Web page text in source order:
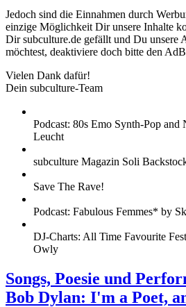
Jedoch sind die Einnahmen durch
einzige Möglichkeit Dir unsere Inhalte
Dir subculture.de gefällt und Du unsere
möchtest, deaktiviere doch bitte den
Vielen Dank dafür!
Dein subculture-Team
Podcast: 80s Emo Synth-Pop
Leucht
subculture Magazin Soli
Save The Rave!
Podcast: Fabulous Femmes* by
DJ-Charts: All Time Favourite
Owly
Songs, Poesie und
Bob Dylan: I'm a Poet,